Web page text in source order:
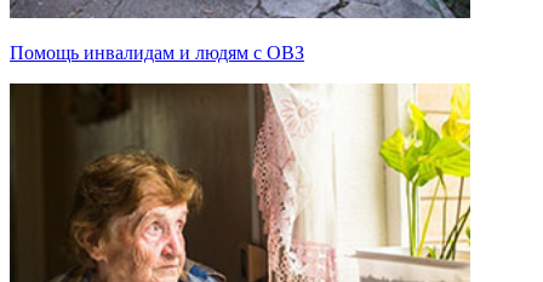
Помощь инвалидам и людям с ОВЗ